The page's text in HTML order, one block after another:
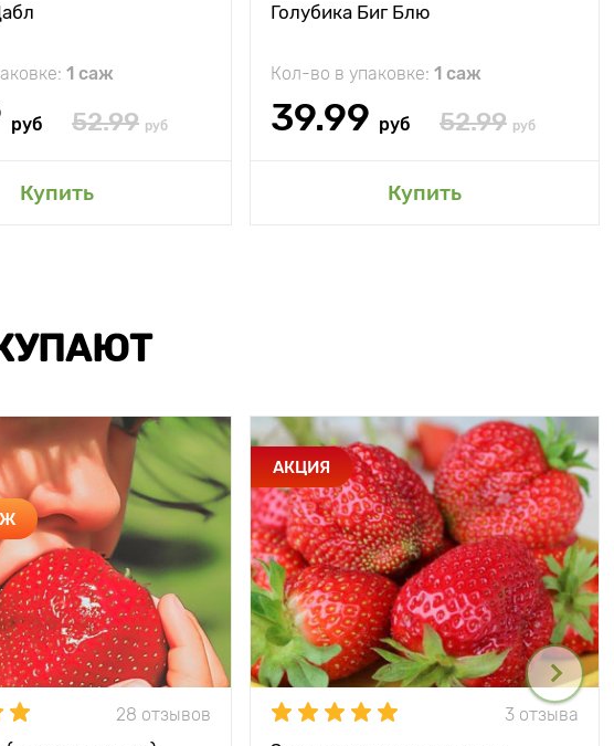
1 саж
руб 52.99 руб
Купить
Голубика Биг Блю
Кол-во в упаковке: 1 саж
39.99 руб 52.99 руб
Купить
28 отзывов
АКЦИЯ
3 отзыва